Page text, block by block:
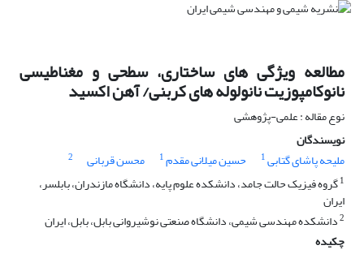
مطالعه ویژگی های ساختاری، سطحی و مغناطیسی
نانوکامپوزیت نانولوله های کربنی/ آهن اکسید
نوع مقاله : علمی-پژوهشی
نویسندگان
ملیحه پاشای گتابی1 حسین میلانی مقدم1 محسن قربانی
2
1گروه فیزیک حالت جامد، دانشکده علوم پایه، دانشگاه مازندران، بابلسر،
ایران
2دانشکده مهندسی شیمی، دانشگاه صنعتی نوشیروانی بابل، بابل، ایران
چکیده